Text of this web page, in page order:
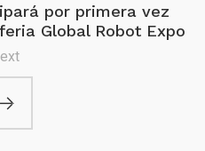
por primera vez
Global Robot Expo